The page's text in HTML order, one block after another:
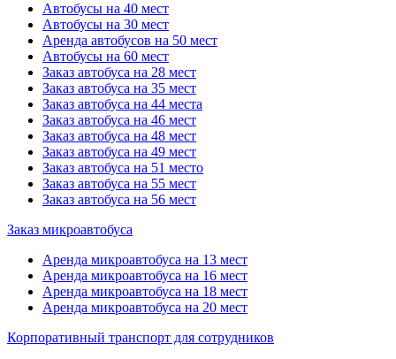
Автобусы на 40 мест
Автобусы на 30 мест
Аренда автобусов на 50 мест
Автобусы на 60 мест
Заказ автобуса на 28 мест
Заказ автобуса на 35 мест
Заказ автобуса на 44 места
Заказ автобуса на 46 мест
Заказ автобуса на 48 мест
Заказ автобуса на 49 мест
Заказ автобуса на 51 место
Заказ автобуса на 55 мест
Заказ автобуса на 56 мест
Заказ микроавтобуса
Аренда микроавтобуса на 13 мест
Аренда микроавтобуса на 16 мест
Аренда микроавтобуса на 18 мест
Аренда микроавтобуса на 20 мест
Корпоративный транспорт для сотрудников